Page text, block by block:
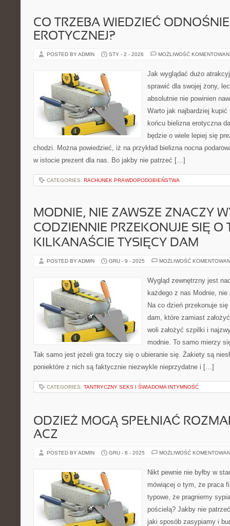
CO TRZEBA WIEDZIEĆ
EROTYCZNEJ?
POSTED BY ADMIN STY - 2 - 2026 MOŻLIWOŚĆ
Jak wyglądać dużo
sprawić dla swojej żony,
absolutnie nie powinien
Warto jak najbardziej
końcu bielizna erotyczna
będzie o wiele lepiej się
chodzi. Można powiedzieć, iż na przykład bielizna nocna
w istocie prezent dla nas. Bo jakby nie patrzeć […]
CATEGORIES: RACHUNEK PRAWDOPODOBIEŃSTWA
MODNIE, NIE ZAWSZE ZNACZY
CODZIENNIE PRZEKONUJE SIĘ O
KILKANAŚCIE TYSIĘCY DAM
POSTED BY ADMIN GRU - 9 - 2025 MOŻLIWOŚĆ
Wygląd zewnętrzny jest
każdego z nas Modnie,
Na co dzień przekonuje
dam, które zamiast
woli założyć szpilki i
modnie. To samo mierzy
Tak samo jest jeżeli gra toczy się o ubieranie się. Żakiety są
poniektóre z nich są faktycznie niezwykle nieprzydatne i […]
CATEGORIES: TANTRYCZNY SEKS I ŚWIADOMA INTYMNOŚĆ
ODZIEŻ MOGĄ SPEŁNIAĆ
ACZ
POSTED BY ADMIN GRU - 8 - 2025 MOŻLIWOŚĆ
Nikt pewnie nie byłby w
mówiącej o tym, że praca
typowe, że pragniemy
pościelą? Jakby nie
jaki sposób zasypiamy i